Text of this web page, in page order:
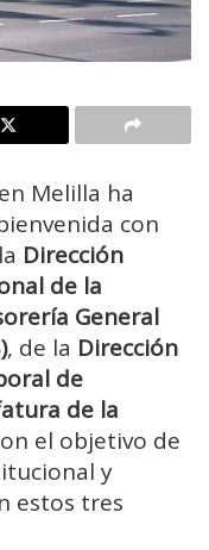
en Melilla ha
con
Dirección
de la
General
, de la Dirección
de
de la
el objetivo de
y
estos tres